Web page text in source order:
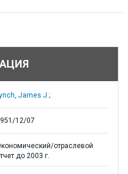
James J.;
12/07
отраслевой
до 2003 г.